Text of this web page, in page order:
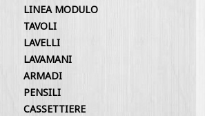
LINEA MODULO
TAVOLI
LAVELLI
LAVAMANI
ARMADI
PENSILI
CASSETTIERE